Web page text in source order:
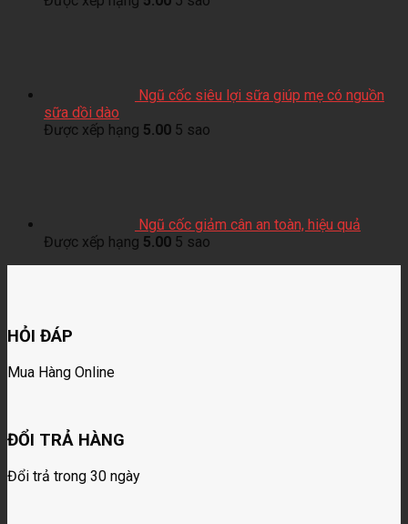
Ngũ cốc siêu lợi sữa giúp mẹ có nguồn
sữa dồi dào
Được xếp hạng 5.00 5 sao
Ngũ cốc giảm cân an toàn, hiệu quả
Được xếp hạng 5.00 5 sao
HỎI ĐÁP
Mua Hàng Online
ĐỔI TRẢ HÀNG
Đổi trả trong 30 ngày